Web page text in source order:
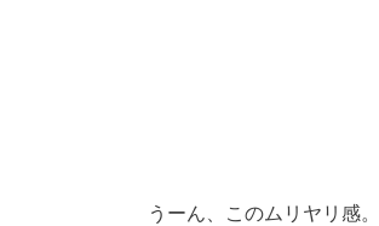
うーん、このムリヤリ感。